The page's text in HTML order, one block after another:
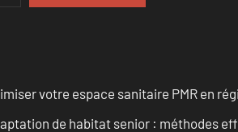
votre espace sanitaire PMR en
de habitat senior : méthodes